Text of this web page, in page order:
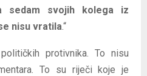
svojih kolega iz
nisu vratila.“
protivnika. To nisu
To su riječi koje je